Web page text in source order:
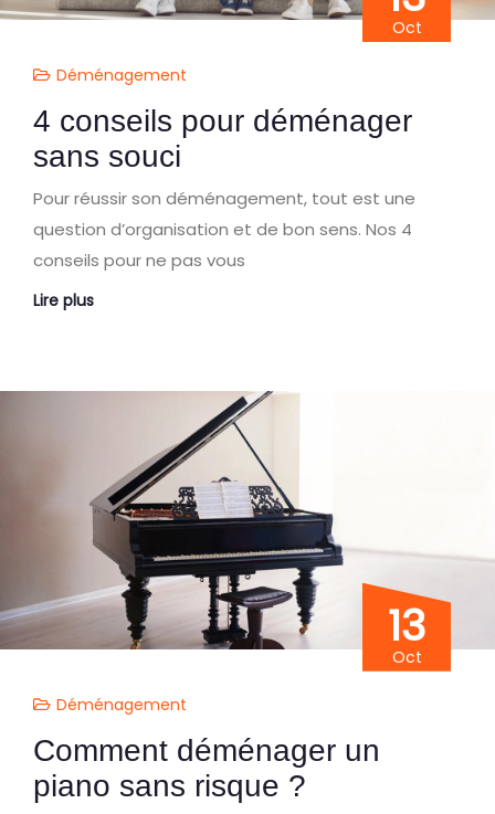
Oct
Déménagement
4 conseils pour déménager
sans souci
Pour réussir son déménagement, tout est une
question d’organisation et de bon sens. Nos 4
conseils pour ne pas vous
Lire plus
13
Oct
Déménagement
Comment déménager un
piano sans risque ?